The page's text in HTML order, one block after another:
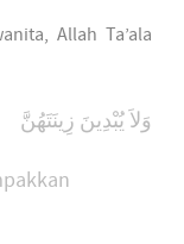
Allah Ta’ala
وَلاَ يُبْدِينَ زِينَتَهُنَّ